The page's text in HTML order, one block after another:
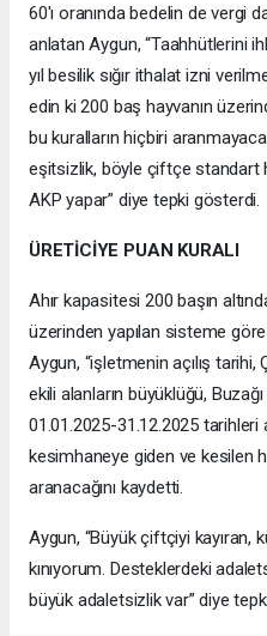
60'ı oranında bedelin de vergi
anlatan Aygun, “Taahhütlerini
yıl besilik sığır ithalat izni
edin ki 200 baş hayvanın
bu kuralların hiçbiri
eşitsizlik, böyle çiftçe standart
AKP yapar” diye tepki gösterdi.
ÜRETİCİYE PUAN KURALI
Ahır kapasitesi 200 başın
üzerinden yapılan sisteme
Aygun, “işletmenin açılış tarihi,
ekili alanların büyüklüğü,
01.01.2025-31.12.2025 tarihleri
kesimhaneye giden ve kesilen
aranacağını kaydetti.
Aygun, “Büyük çiftçiyi kayıran,
kınıyorum. Desteklerdeki
büyük adaletsizlik var” diye